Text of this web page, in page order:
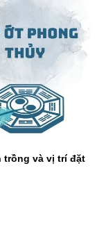
trồng và vị trí đặt